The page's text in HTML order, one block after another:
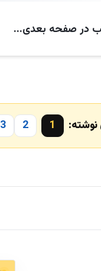
در صفحه‌ بعدی...
1
2
3